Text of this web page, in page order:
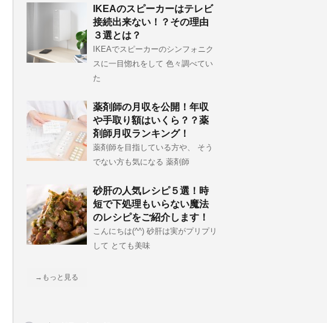
IKEAのスピーカーはテレビ
接続出来ない！？その理由
３選とは？
IKEAでスピーカーのシンフォニク
スに一目惚れをして 色々調べてい
た
薬剤師の月収を公開！年収
や手取り額はいくら？？薬
剤師月収ランキング！
薬剤師を目指している方や、 そう
でない方も気になる 薬剤師
砂肝の人気レシピ５選！時
短で下処理もいらない魔法
のレシピをご紹介します！
こんにちは(^^) 砂肝は実がプリプリ
して とても美味
→もっと見る